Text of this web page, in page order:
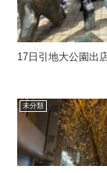
17日引地大公園出
未分類